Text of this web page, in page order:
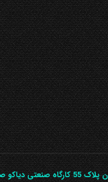
تهران شهریار کوی گلستان پلاک 55